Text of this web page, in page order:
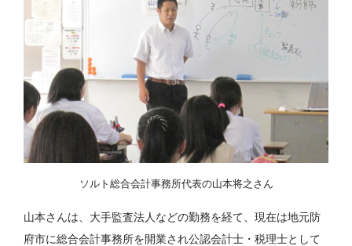
ソルト総合会計事務所代表の山本将之さん
山本さんは、大手監査法人などの勤務を経て、現在は地元防
府市に総合会計事務所を開業され公認会計士・税理士として